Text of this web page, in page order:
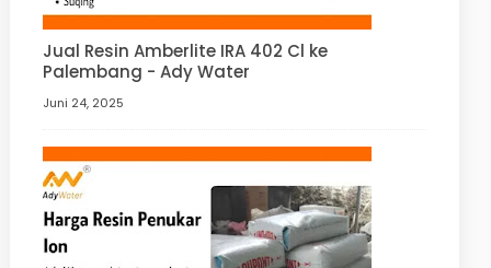
Jual Resin Amberlite IRA 402 Cl ke
Palembang - Ady Water
Juni 24, 2025